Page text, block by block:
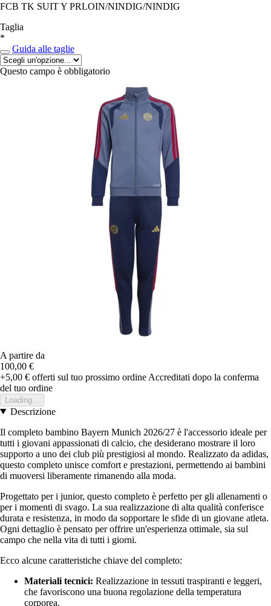
FCB TK SUIT Y PRLOIN/NINDIG/NINDIG
Taglia
*
Guida alle taglie
Questo campo è obbligatorio
A partire da
100,00 €
+5,00 € offerti sul tuo prossimo ordine Accreditati dopo la conferma
del tuo ordine
Loading...
Descrizione
Il completo bambino Bayern Munich 2026/27 è l'accessorio ideale per
tutti i giovani appassionati di calcio, che desiderano mostrare il loro
supporto a uno dei club più prestigiosi al mondo. Realizzato da adidas,
questo completo unisce comfort e prestazioni, permettendo ai bambini
di muoversi liberamente rimanendo alla moda.
Progettato per i junior, questo completo è perfetto per gli allenamenti o
per i momenti di svago. La sua realizzazione di alta qualità conferisce
durata e resistenza, in modo da sopportare le sfide di un giovane atleta.
Ogni dettaglio è pensato per offrire un'esperienza ottimale, sia sul
campo che nella vita di tutti i giorni.
Ecco alcune caratteristiche chiave del completo:
Materiali tecnici: Realizzazione in tessuti traspiranti e leggeri,
che favoriscono una buona regolazione della temperatura
corporea.